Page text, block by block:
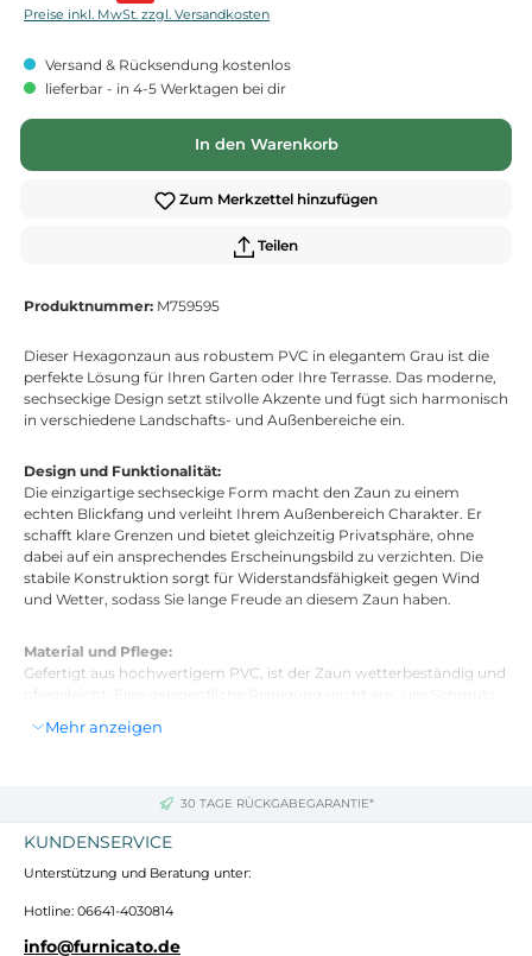
Preise inkl. MwSt. zzgl. Versandkosten
Versand & Rücksendung kostenlos
lieferbar - in 4-5 Werktagen bei dir
In den Warenkorb
Zum Merkzettel hinzufügen
Teilen
Produktnummer: M759595
Dieser Hexagonzaun aus robustem PVC in elegantem Grau ist die
perfekte Lösung für Ihren Garten oder Ihre Terrasse. Das moderne,
sechseckige Design setzt stilvolle Akzente und fügt sich harmonisch
in verschiedene Landschafts- und Außenbereiche ein.
Design und Funktionalität:
Die einzigartige sechseckige Form macht den Zaun zu einem
echten Blickfang und verleiht Ihrem Außenbereich Charakter. Er
schafft klare Grenzen und bietet gleichzeitig Privatsphäre, ohne
dabei auf ein ansprechendes Erscheinungsbild zu verzichten. Die
stabile Konstruktion sorgt für Widerstandsfähigkeit gegen Wind
und Wetter, sodass Sie lange Freude an diesem Zaun haben.
Material und Pflege:
Gefertigt aus hochwertigem PVC, ist der Zaun wetterbeständig und
Feuchtigkeit zu schützen. So bleibt das stilvolle Grau frisch und
Abmessungen und Lieferumfang:
Lieferumfang ist ein sechseckiger Zaun enthalten, der sich einfach
montieren und flexibel in verschiedenen Außenbereichen einsetzen
Mehr anzeigen
30 TAGE RÜCKGABEGARANTIE*
KUNDENSERVICE
Unterstützung und Beratung unter:
Hotline: 06641-4030814
info@furnicato.de